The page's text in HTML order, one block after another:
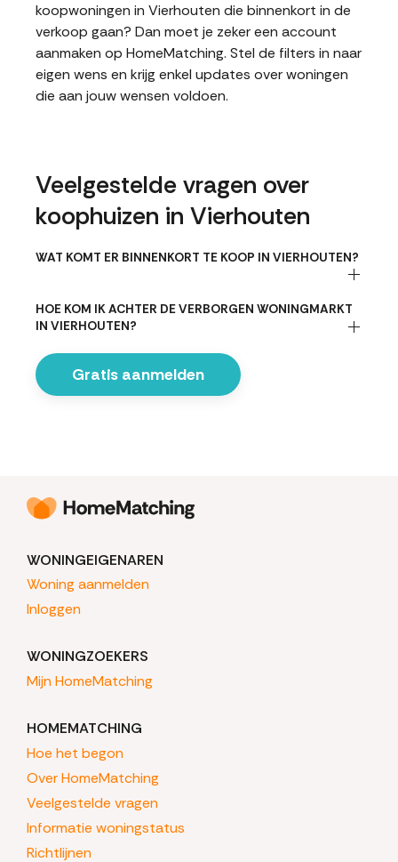
koopwoningen in Vierhouten die binnenkort in de
verkoop gaan? Dan moet je zeker een account
aanmaken op HomeMatching. Stel de filters in naar
eigen wens en krijg enkel updates over woningen
die aan jouw wensen voldoen.
Veelgestelde vragen over
koophuizen in Vierhouten
WAT KOMT ER BINNENKORT TE KOOP IN VIERHOUTEN?
HOE KOM IK ACHTER DE VERBORGEN WONINGMARKT
IN VIERHOUTEN?
Gratis aanmelden
WONINGEIGENAREN
Woning aanmelden
Inloggen
WONINGZOEKERS
Mijn HomeMatching
HOMEMATCHING
Hoe het begon
Over HomeMatching
Veelgestelde vragen
Informatie woningstatus
Richtlijnen